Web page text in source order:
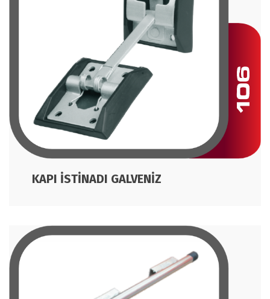
KAPI İSTİNADI GALVENİZ